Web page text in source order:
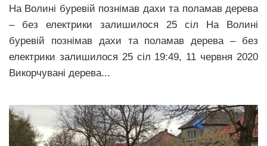
На Волині буревій познімав дахи та поламав дерева
– без електрики залишилося 25 сіл На Волині
буревій познімав дахи та поламав дерева – без
електрики залишилося 25 сіл 19:49, 11 червня 2020
Викорчувані дерева...